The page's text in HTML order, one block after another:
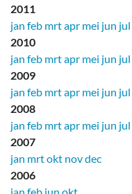
2011
jan feb mrtapr mei jun jul
2010
jan feb mrtapr mei jun jul
2009
jan feb mrtapr mei jun jul
2008
jan feb mrtapr mei jun jul
2007
jan mrtokt novdec
2006
jan feb jun okt